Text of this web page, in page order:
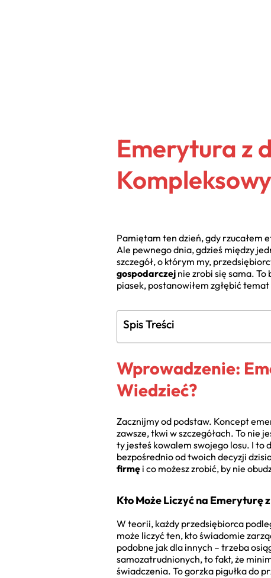
Emerytura z
Pamiętam ten dzień, gdy rzucałem
Ale pewnego dnia, gdzieś między
szczegół, o którym my,
gospodarczej nie zrobi się sama.
piasek, postanowiłem zgłębić
Spis Treści
Wprowadzenie:
Wiedzieć?
Zacznijmy od podstaw. Koncept
zawsze, tkwi w szczegółach. To nie
ty jesteś kowalem swojego losu. I to
bezpośrednio od twoich decyzji
firmę i co możesz zrobić, by nie
Kto Może Liczyć na Emeryturę
W teorii, każdy przedsiębiorca
może liczyć ten, kto świadomie
podobne jak dla innych – trzeba
samozatrudnionych, to fakt, że
świadczenia. To gorzka pigułka do